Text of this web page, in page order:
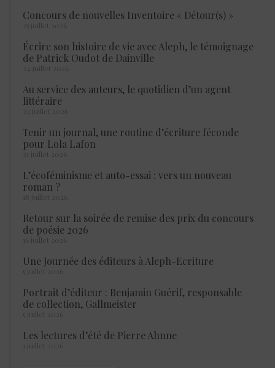
Concours de nouvelles Inventoire « Détour(s) »
25 juillet 2026
Écrire son histoire de vie avec Aleph, le témoignage
de Patrick Oudot de Dainville
24 juillet 2026
Au service des auteurs, le quotidien d’un agent
littéraire
23 juillet 2026
Tenir un journal, une routine d’écriture féconde
pour Lola Lafon
21 juillet 2026
L’écoféminisme et auto-essai : vers un nouveau
roman ?
18 juillet 2026
Retour sur la soirée de remise des prix du concours
de poésie 2026
16 juillet 2026
Une Journée des éditeurs à Aleph-Ecriture
5 juillet 2026
Portrait d’éditeur : Benjamin Guérif, responsable
de collection, Gallmeister
5 juillet 2026
Les lectures d’été de Pierre Ahnne
1 juillet 2026